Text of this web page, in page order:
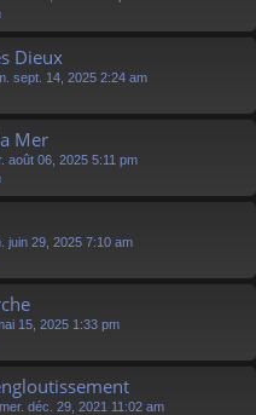
Dieux
sept. 14, 2025 2:24 am
Mer
août 06, 2025 5:11 pm
juin 29, 2025 7:10 am
15, 2025 1:33 pm
mer. déc. 29, 2021 11:02 am